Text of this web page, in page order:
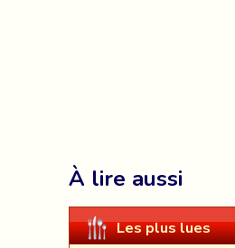
À lire aussi
Les plus lues